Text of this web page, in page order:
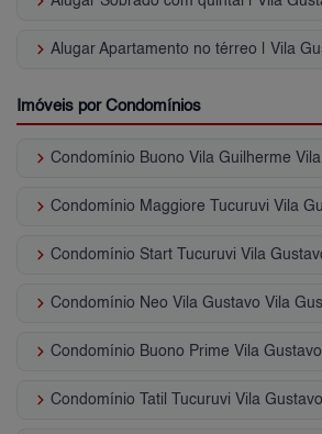
keyboard_arrow_right Alugar Apartamento no térreo | Vila
Imóveis por Condomínios
keyboard_arrow_right Condomínio Buono Vila Guilherme
keyboard_arrow_right Condomínio Maggiore Tucuruvi Vila
keyboard_arrow_right Condomínio Start Tucuruvi Vila
keyboard_arrow_right Condomínio Neo Vila Gustavo Vila
keyboard_arrow_right Condomínio Buono Prime Vila Gustavo
keyboard_arrow_right Condomínio Tatil Tucuruvi Vila Gustavo